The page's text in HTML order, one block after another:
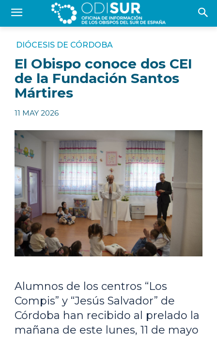
DIÓCESIS DE CÓRDOBA
El Obispo conoce dos CEI
de la Fundación Santos
Mártires
11 MAY 2026
Alumnos de los centros “Los
Compis” y “Jesús Salvador” de
Córdoba han recibido al prelado la
mañana de este lunes, 11 de mayo